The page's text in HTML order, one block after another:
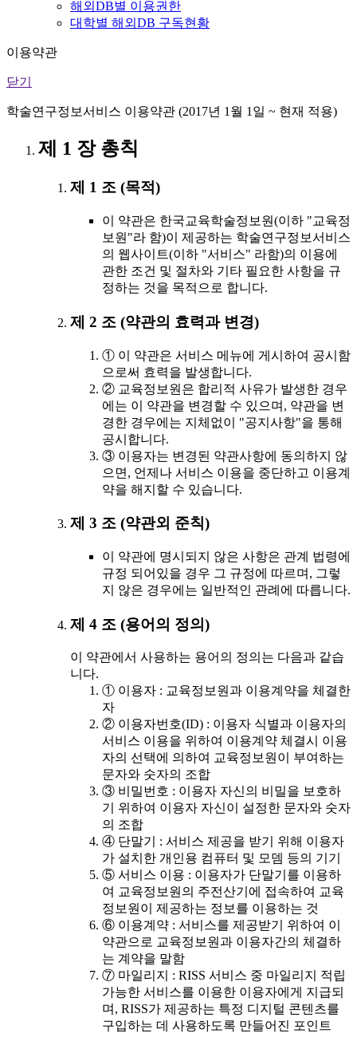
해외DB별 이용권한
대학별 해외DB 구독현황
이용약관
닫기
학술연구정보서비스 이용약관 (2017년 1월 1일 ~ 현재 적용)
제 1 장 총칙
제 1 조 (목적)
이 약관은 한국교육학술정보원(이하 "교육정
보원"라 함)이 제공하는 학술연구정보서비스
의 웹사이트(이하 "서비스" 라함)의 이용에
관한 조건 및 절차와 기타 필요한 사항을 규
정하는 것을 목적으로 합니다.
제 2 조 (약관의 효력과 변경)
① 이 약관은 서비스 메뉴에 게시하여 공시함
으로써 효력을 발생합니다.
② 교육정보원은 합리적 사유가 발생한 경우
에는 이 약관을 변경할 수 있으며, 약관을 변
경한 경우에는 지체없이 "공지사항"을 통해
공시합니다.
③ 이용자는 변경된 약관사항에 동의하지 않
으면, 언제나 서비스 이용을 중단하고 이용계
약을 해지할 수 있습니다.
제 3 조 (약관외 준칙)
이 약관에 명시되지 않은 사항은 관계 법령에
규정 되어있을 경우 그 규정에 따르며, 그렇
지 않은 경우에는 일반적인 관례에 따릅니다.
제 4 조 (용어의 정의)
이 약관에서 사용하는 용어의 정의는 다음과 같습
니다.
① 이용자 : 교육정보원과 이용계약을 체결한
자
② 이용자번호(ID) : 이용자 식별과 이용자의
서비스 이용을 위하여 이용계약 체결시 이용
자의 선택에 의하여 교육정보원이 부여하는
문자와 숫자의 조합
③ 비밀번호 : 이용자 자신의 비밀을 보호하
기 위하여 이용자 자신이 설정한 문자와 숫자
의 조합
④ 단말기 : 서비스 제공을 받기 위해 이용자
가 설치한 개인용 컴퓨터 및 모뎀 등의 기기
⑤ 서비스 이용 : 이용자가 단말기를 이용하
여 교육정보원의 주전산기에 접속하여 교육
정보원이 제공하는 정보를 이용하는 것
⑥ 이용계약 : 서비스를 제공받기 위하여 이
약관으로 교육정보원과 이용자간의 체결하
는 계약을 말함
⑦ 마일리지 : RISS 서비스 중 마일리지 적립
가능한 서비스를 이용한 이용자에게 지급되
며, RISS가 제공하는 특정 디지털 콘텐츠를
구입하는 데 사용하도록 만들어진 포인트